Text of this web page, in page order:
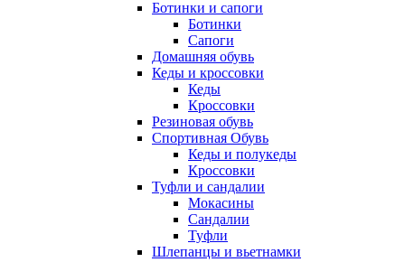
Ботинки и сапоги
Ботинки
Сапоги
Домашняя обувь
Кеды и кроссовки
Кеды
Кроссовки
Резиновая обувь
Спортивная Обувь
Кеды и полукеды
Кроссовки
Туфли и сандалии
Мокасины
Сандалии
Туфли
Шлепанцы и вьетнамки